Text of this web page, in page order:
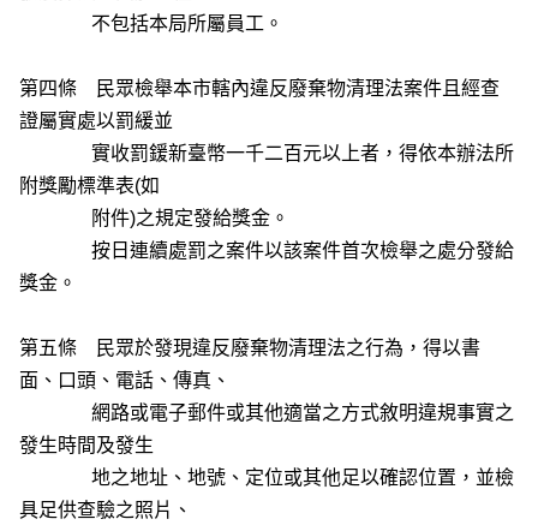
不包括本局所屬員工。
第四條 民眾檢舉本市轄內違反廢棄物清理法案件且經查
證屬實處以罰緩並
實收罰鍰新臺幣一千二百元以上者，得依本辦法所
附獎勵標準表(如
附件)之規定發給獎金。
按日連續處罰之案件以該案件首次檢舉之處分發給
獎金。
第五條 民眾於發現違反廢棄物清理法之行為，得以書
面、口頭、電話、傳真、
網路或電子郵件或其他適當之方式敘明違規事實之
發生時間及發生
地之地址、地號、定位或其他足以確認位置，並檢
具足供查驗之照片、